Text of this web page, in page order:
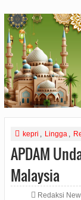
kepri Lingga
APDAM
Malaysia
Redaksi